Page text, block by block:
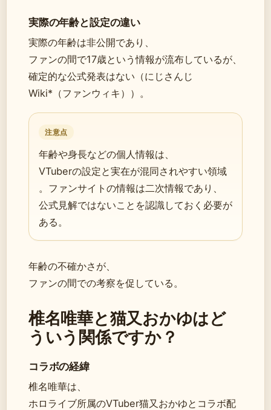
実際の年齢と設定の違い
実際の年齢は非公開であり、
ファンの間で17歳という情報が流布しているが、
確定的な公式発表はない（にじさんじ
Wiki*（ファンウィキ））。
注意点
年齢や身長などの個人情報は、
VTuberの設定と実在が混同されやすい領域
。ファンサイトの情報は二次情報であり、
公式見解ではないことを認識しておく必要が
ある。
年齢の不確かさが、
ファンの間での考察を促している。
椎名唯華と猫又おかゆはど
ういう関係ですか？
コラボの経緯
椎名唯華は、
ホロライブ所属のVTuber猫又おかゆとコラボ配